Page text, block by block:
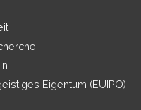
Eigentum (EUIPO)